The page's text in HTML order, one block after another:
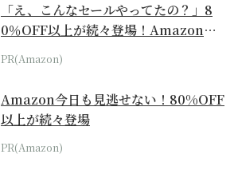
「え、こんなセールやってたの？」8
0％OFF以上が続々登場！Amazonの
本気が...
PR(Amazon)
Amazon今日も見逃せない！80%OFF
以上が続々登場
PR(Amazon)